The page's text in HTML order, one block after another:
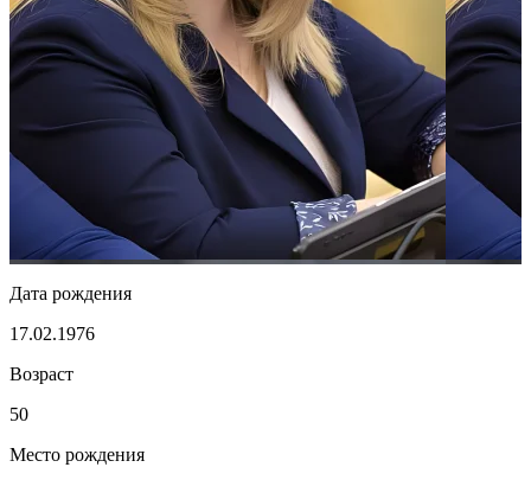
Дата рождения
17.02.1976
Возраст
50
Место рождения